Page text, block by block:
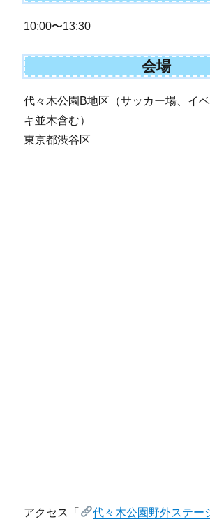
10:00〜13:30
会場
代々木公園B地区（サッカー場、イ
キ並木含む）
東京都渋谷区
アクセス「
代々木公園野外ステー